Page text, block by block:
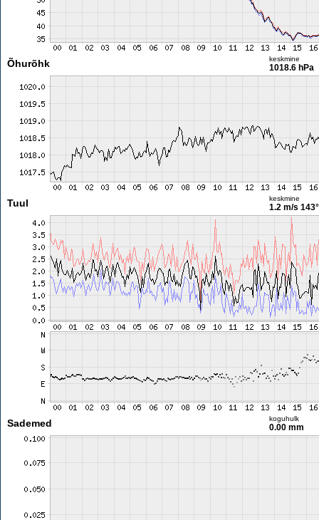
Õhurõhk keskmine
1018.6 hPa
Tuul keskmine
1.2 m/s 143°
Sademed koguhulk
0.00 mm